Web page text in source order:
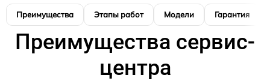
Преимущества Этапы работ Модели Гарантия
Преимущества сервис-
центра